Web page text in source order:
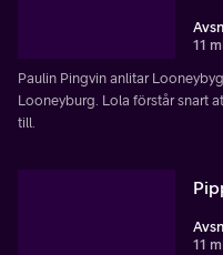
11
Paulin Pingvin anlitar
Looneyburg. Lola förstår snart
till.
11